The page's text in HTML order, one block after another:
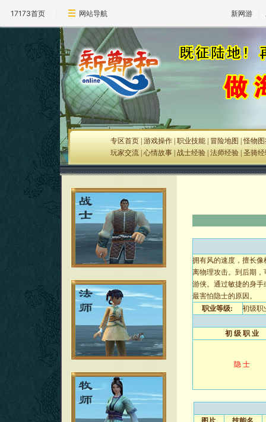
17173首页 网站导航 新网游
专区首页 |游戏操作 |职业技能 冒险地图 |怪物
玩家交流 |心情故事 |战士经验 |法师经验 |圣骑
拥有风的速度，擅长
离物理攻击。到后期
游侠。通过敏捷的身
最害怕隐士的原因。
职业等级:
初级职
初 级 职 业
隐 士